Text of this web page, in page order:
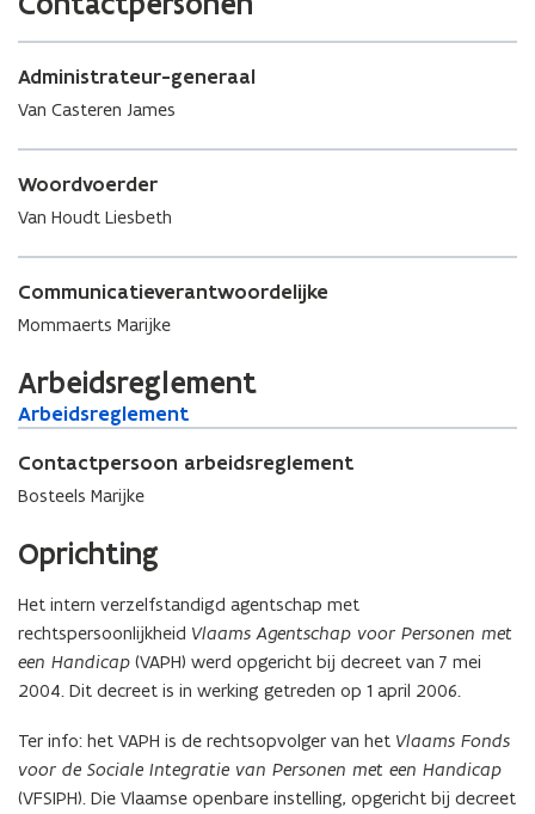
e
i
e
u
v
e
s
t
Administrateur-generaal
Van Casteren James
Woordvoerder
Van Houdt Liesbeth
Communicatieverantwoordelijke
Mommaerts Marijke
Arbeidsreglement
A
b
e
d
s
e
g
l
e
e
n
t
Arbeidsreglement
A
r
b
e
d
s
e
g
l
e
e
n
t
Contactpersoon arbeidsreglement
Bosteels Marijke
Oprichting
Het intern verzelfstandigd agentschap met
rechtspersoonlijkheid Vlaams Agentschap voor Personen met
een Handicap (VAPH) werd opgericht bij decreet van 7 mei
2004. Dit decreet is in werking getreden op 1 april 2006.
Ter info: het VAPH is de rechtsopvolger van het Vlaams Fonds
voor de Sociale Integratie van Personen met een Handicap
(VFSIPH). Die Vlaamse openbare instelling, opgericht bij decreet